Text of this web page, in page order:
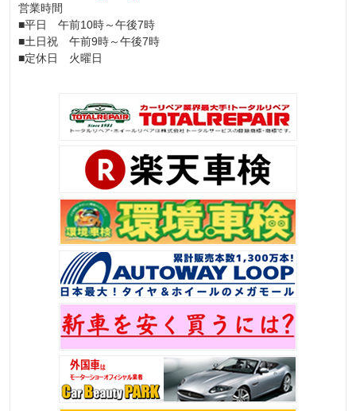
営業時間
■平日 午前10時～午後7時
■土日祝 午前9時～午後7時
■定休日 火曜日